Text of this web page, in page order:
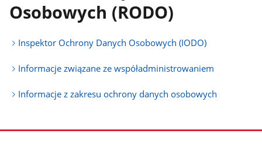
Osobowych (RODO)
Inspektor Ochrony Danych Osobowych (IODO)
Informacje związane ze współadministrowaniem
Informacje z zakresu ochrony danych osobowych